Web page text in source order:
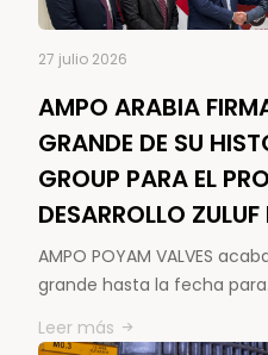
27 julio 2026
AMPO ARABIA
GRANDE DE SU
GROUP PARA EL
DESARROLLO
AMPO POYAM VALVES
grande hasta la fecha
Leer más